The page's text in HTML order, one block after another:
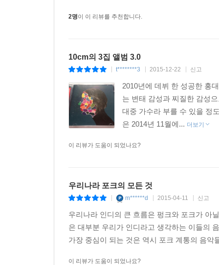
2명이 이 리뷰를 추천합니다.
10cm의 3집 앨범 3.0
t********3 2015-12-22 신고
2010년에 데뷔 한 성공한 홍
는 변태 감성과 찌질한 감성
대중 가수라 부를 수 있을 정
은 2014년 11월에... 더보기
이 리뷰가 도움이 되었나요?
우리나라 포크의 모든 것
m******d 2015-04-11 신고
우리나라 인디의 큰 흐름은 펑크와 포크가 아
은 대부분 우리가 인디라고 생각하는 이들의
가장 중심이 되는 것은 역시 포크 계통의 음
이 리뷰가 도움이 되었나요?